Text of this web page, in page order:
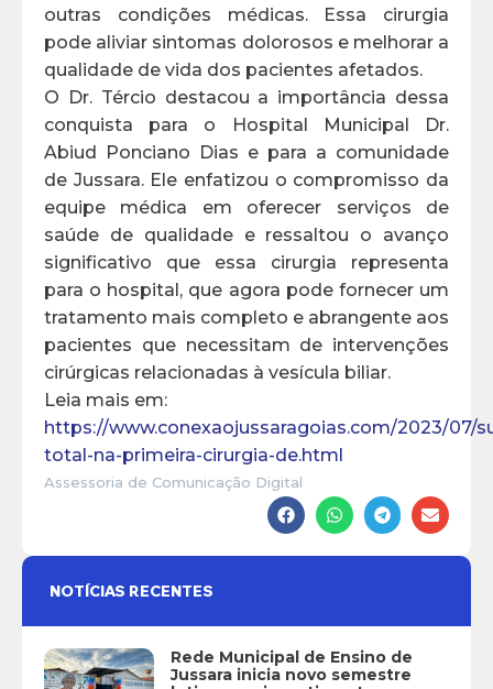
outras condições médicas. Essa cirurgia
pode aliviar sintomas dolorosos e melhorar a
qualidade de vida dos pacientes afetados.
O Dr. Tércio destacou a importância dessa
conquista para o Hospital Municipal Dr.
Abiud Ponciano Dias e para a comunidade
de Jussara. Ele enfatizou o compromisso da
equipe médica em oferecer serviços de
saúde de qualidade e ressaltou o avanço
significativo que essa cirurgia representa
para o hospital, que agora pode fornecer um
tratamento mais completo e abrangente aos
pacientes que necessitam de intervenções
cirúrgicas relacionadas à vesícula biliar.
Leia mais em:
https://www.conexaojussaragoias.com/2023/07/
total-na-primeira-cirurgia-de.html
Assessoria de Comunicação Digital
NOTÍCIAS RECENTES
Rede Municipal de Ensino de
Jussara inicia novo semestre